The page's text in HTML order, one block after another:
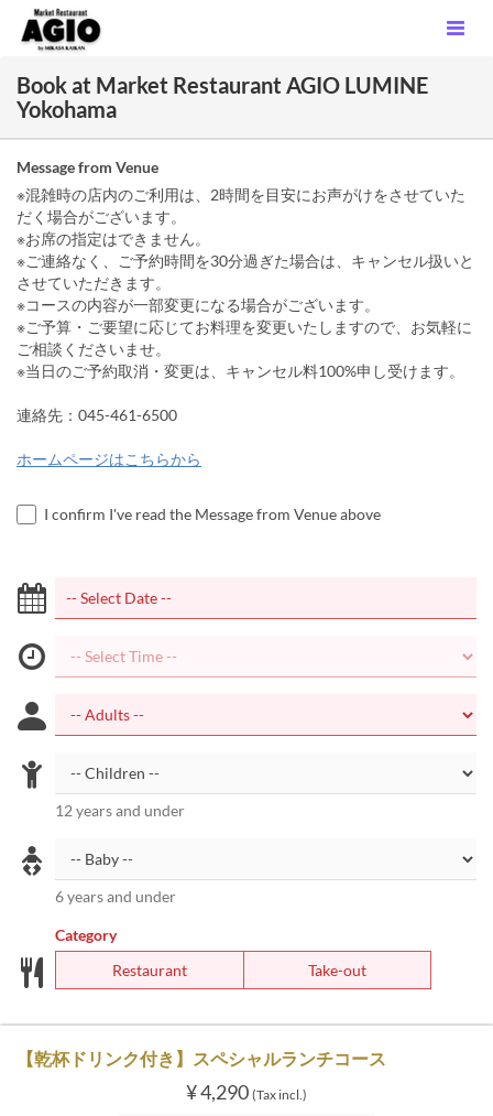
Book at Market Restaurant AGIO LUMINE
Yokohama
Message from Venue
※混雑時の店内のご利用は、2時間を目安にお声がけをさせていた
だく場合がございます。
※お席の指定はできません。
※ご連絡なく、ご予約時間を30分過ぎた場合は、キャンセル扱いと
させていただきます。
※コースの内容が一部変更になる場合がございます。
※ご予算・ご要望に応じてお料理を変更いたしますので、お気軽に
ご相談くださいませ。
※当日のご予約取消・変更は、キャンセル料100%申し受けます。
連絡先：045-461-6500
ホームページはこちらから
I confirm I've read the Message from Venue above
12 years and under
6 years and under
Category
Restaurant
Take-out
【乾杯ドリンク付き】スペシャルランチコース
¥ 4,290 (Tax incl.)